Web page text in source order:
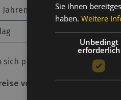
Jahren (im Zimmer der Eltern)
pro Person mit
verstehen sich zuzüglich
Sie ihnen
haben. Weitere
Unbedingt
erforderlich